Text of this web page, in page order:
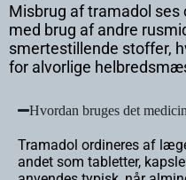
Misbrug af tramadol
med brug af andre
smertestillende stoffer,
for alvorlige
Hvordan bruges det
Tramadol ordineres af
andet som tabletter,